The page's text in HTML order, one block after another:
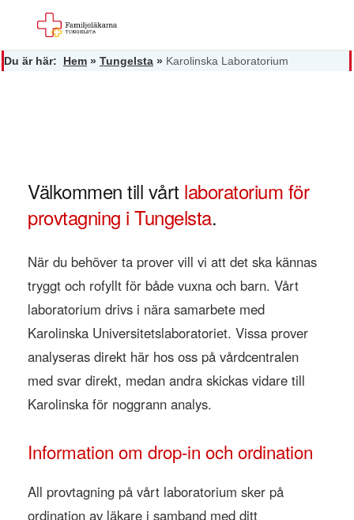
Du är här: Hem » Tungelsta » Karolinska Laboratorium
Välkommen till vårt laboratorium för
provtagning i Tungelsta.
När du behöver ta prover vill vi att det ska kännas
tryggt och rofyllt för både vuxna och barn. Vårt
laboratorium drivs i nära samarbete med
Karolinska Universitetslaboratoriet. Vissa prover
analyseras direkt här hos oss på vårdcentralen
med svar direkt, medan andra skickas vidare till
Karolinska för noggrann analys.
Information om drop-in och ordination
All provtagning på vårt laboratorium sker på
ordination av läkare i samband med ditt